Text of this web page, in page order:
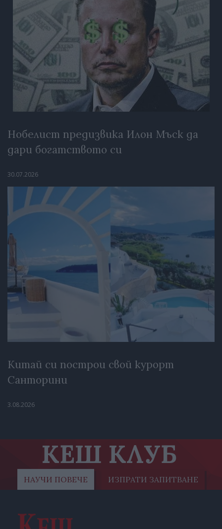
Нобелист предизвика Илон Мъск да
дари богатството си
30.07.2026
Китай си построи свой курорт
Санторини
3.08.2026
КЕШ КЛУБ
НАУЧИ ПОВЕЧЕ ИЗПРАТИ ЗАПИТВАНЕ